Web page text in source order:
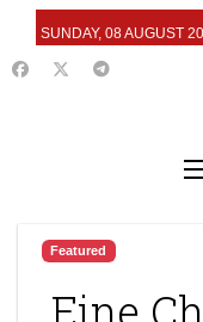
SUNDAY, 08 AUGUST
Featured